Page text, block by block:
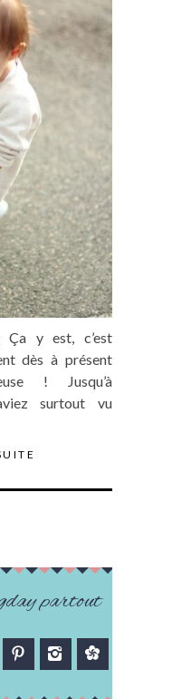
Ça y est, c’est
dès à présent
! Jusqu’à
surtout vu
partout